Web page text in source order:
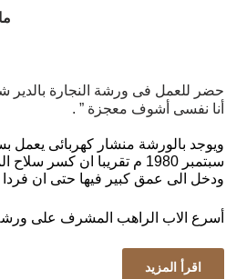
حضر للعمل فى ورشة النجارة
أنا نفسى أشوف معجزة ” .
سبتمبر 1980 م تقريبا ان
ودخل الى عمق كبير فيها حتى ان فردا
أسرع الاب الراهب المشرف على
اقرأ المزيد